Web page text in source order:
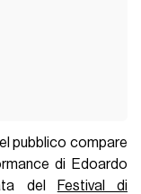
pubblico compare
di Edoardo
del
Festival di